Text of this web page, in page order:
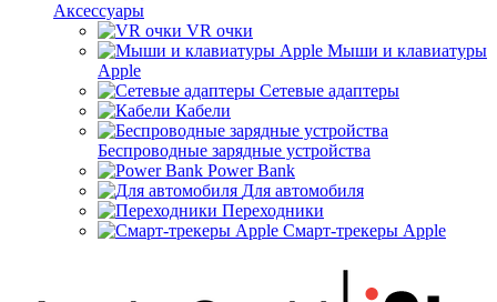
Аксессуары
VR очки
Мыши и клавиатуры
Apple
Сетевые адаптеры
Кабели
Беспроводные зарядные устройства
Power Bank
Для автомобиля
Переходники
Смарт-трекеры Apple